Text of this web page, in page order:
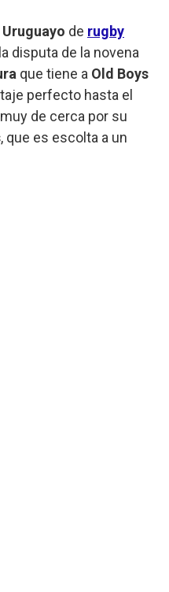
de rugby
disputa de la novena
que tiene a Old Boys
perfecto hasta el
de cerca por su
, que es escolta a un